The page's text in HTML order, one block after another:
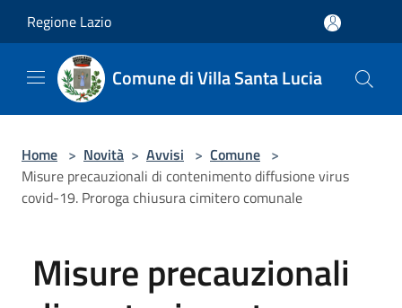
Regione Lazio
Comune di Villa Santa Lucia
Home > Novità > Avvisi > Comune >
Misure precauzionali di contenimento diffusione virus
covid-19. Proroga chiusura cimitero comunale
Misure precauzionali